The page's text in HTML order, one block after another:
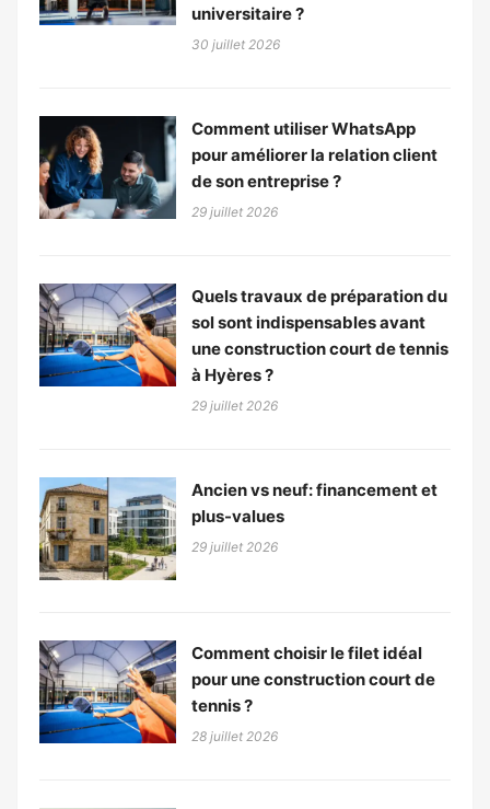
universitaire ?
30 juillet 2026
Comment utiliser WhatsApp
pour améliorer la relation client
de son entreprise ?
29 juillet 2026
Quels travaux de préparation du
sol sont indispensables avant
une construction court de tennis
à Hyères ?
29 juillet 2026
Ancien vs neuf: financement et
plus-values
29 juillet 2026
Comment choisir le filet idéal
pour une construction court de
tennis ?
28 juillet 2026